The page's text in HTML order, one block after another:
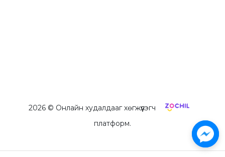
2026© Онлайн худалдааг хөгжүүлэгч
платформ.